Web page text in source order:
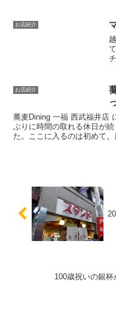
お店紹介
お店紹介
蕎麦Dining 一福 西武福井店
ぶりに時間の取れる休日が
た。ここに入るのは初めて
100歳祝いの銀杯